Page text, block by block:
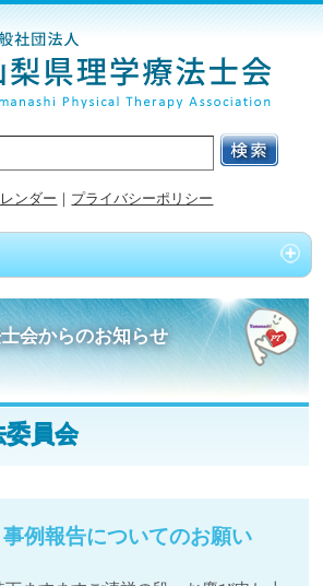
ンダー ｜ プライバシーポリシー
会からのお知らせ
委員会
例報告についてのお願い